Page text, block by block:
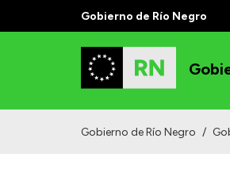
Gobierno de Río Negro
Gobierno de Río Negro /